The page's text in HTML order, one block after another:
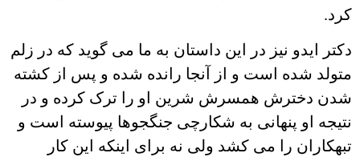
کرد.
دکتر ایدو نیز در این داستان به ما می گوید که در زلم
متولد شده است و از آنجا رانده شده و پس از کشته
شدن دخترش همسرش شرین او را ترک کرده و در
نتیجه او پنهانی به شکارچی جنگجوها پیوسته است و
تبهکاران را می کشد ولی نه برای اینکه این کار